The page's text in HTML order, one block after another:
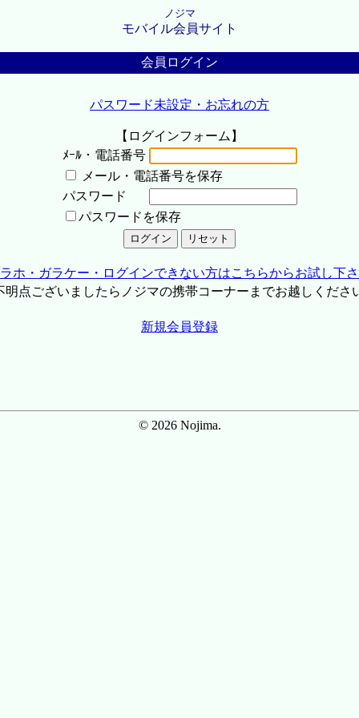
ノジマ
モバイル会員サイト
会員ログイン
パスワード未設定・お忘れの方
【ログインフォーム】
ﾒｰﾙ・電話番号
メール・電話番号を保存
パスワード
パスワードを保存
ホ・ガラケー・ログインできない方はこちらからお試し下
点ございましたらノジマの携帯コーナーまでお越しくださ
新規会員登録
© 2026 Nojima.